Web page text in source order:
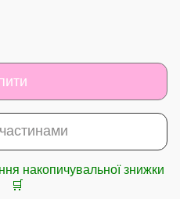
накопичувальної знижки
🛒